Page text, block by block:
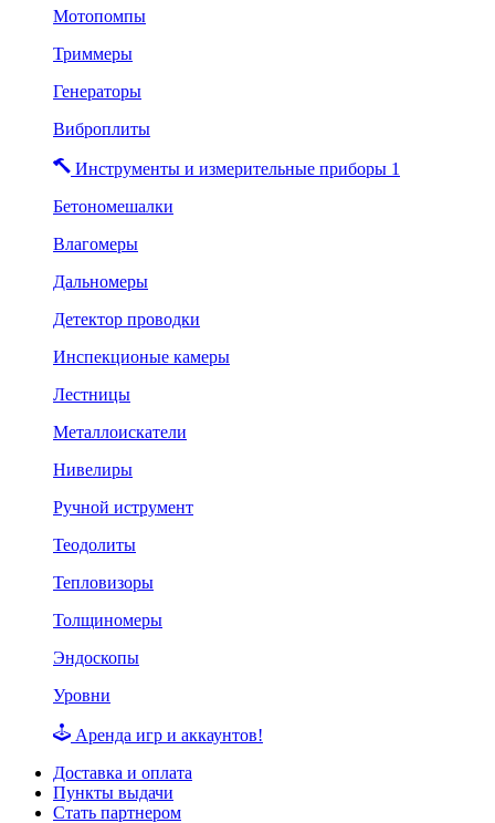
Мотопомпы
Триммеры
Генераторы
Виброплиты
Инструменты и измерительные приборы 1
Бетономешалки
Влагомеры
Дальномеры
Детектор проводки
Инспекционые камеры
Лестницы
Металлоискатели
Нивелиры
Ручной иструмент
Теодолиты
Тепловизоры
Толщиномеры
Эндоскопы
Уровни
Аренда игр и аккаунтов!
Доставка и оплата
Пункты выдачи
Стать партнером